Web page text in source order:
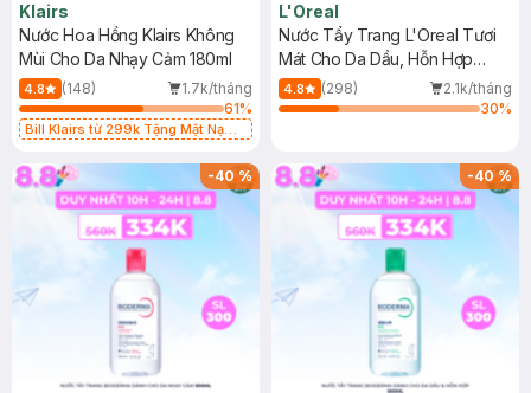
Klairs
Nước Hoa Hồng Klairs Không
Mùi Cho Da Nhạy Cảm 180ml
4.8 (148)
1.7k/tháng
61%
Bill Klairs từ 299k Tặng Mặt Nạ
25ml (SL Có Hạn)
L'Oreal
Nước Tẩy Trang L'Oreal Tươi
Mát Cho Da Dầu, Hỗn Hợp
400ml
4.8 (298)
2.1k/tháng
30%
-40% -40%